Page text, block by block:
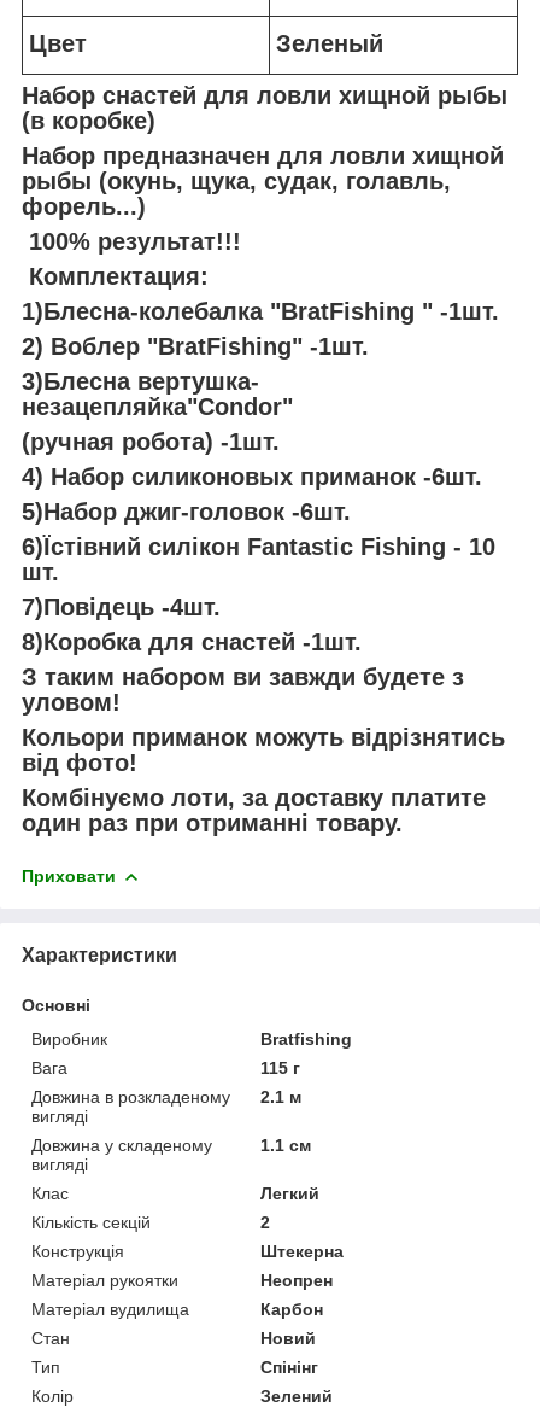
Цвет
Зеленый
Набор снастей для ловли хищной рыбы
(в коробке)
Набор предназначен для ловли хищной
рыбы (окунь, щука, судак, голавль,
форель...)
100% результат!!!
Комплектация:
1)Блесна-колебалка "BratFishing " -1шт.
2) Воблер "BratFishing" -1шт.
3)Блесна вертушка-
незацепляйка"Condor"
(ручная робота) -1шт.
4) Набор силиконовых приманок -6шт.
5)Набор джиг-головок -6шт.
6)Їстівний силікон Fantastic Fishing - 10
шт.
7)Повідець -4шт.
8)Коробка для снастей -1шт.
З таким набором ви завжди будете з
уловом!
Кольори приманок можуть відрізнятись
від фото!
Комбінуємо лоти, за доставку платите
один раз при отриманні товару.
Приховати
Характеристики
Основні
Виробник
Bratfishing
Вага
115 г
Довжина в розкладеному
вигляді
2.1 м
Довжина у складеному
вигляді
1.1 см
Клас
Легкий
Кількість секцій
2
Конструкція
Штекерна
Матеріал рукоятки
Неопрен
Матеріал вудилища
Карбон
Стан
Новий
Тип
Спінінг
Колір
Зелений